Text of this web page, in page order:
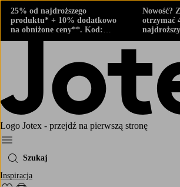
25% od najdroższego
produktu* + 10% dodatkowo
na obniżone ceny**. Kod:
424882
Nowość?
otrzymać
Logo Jotex - przejdź na pierwszą stronę
Menu
Szukaj
Inspiracja